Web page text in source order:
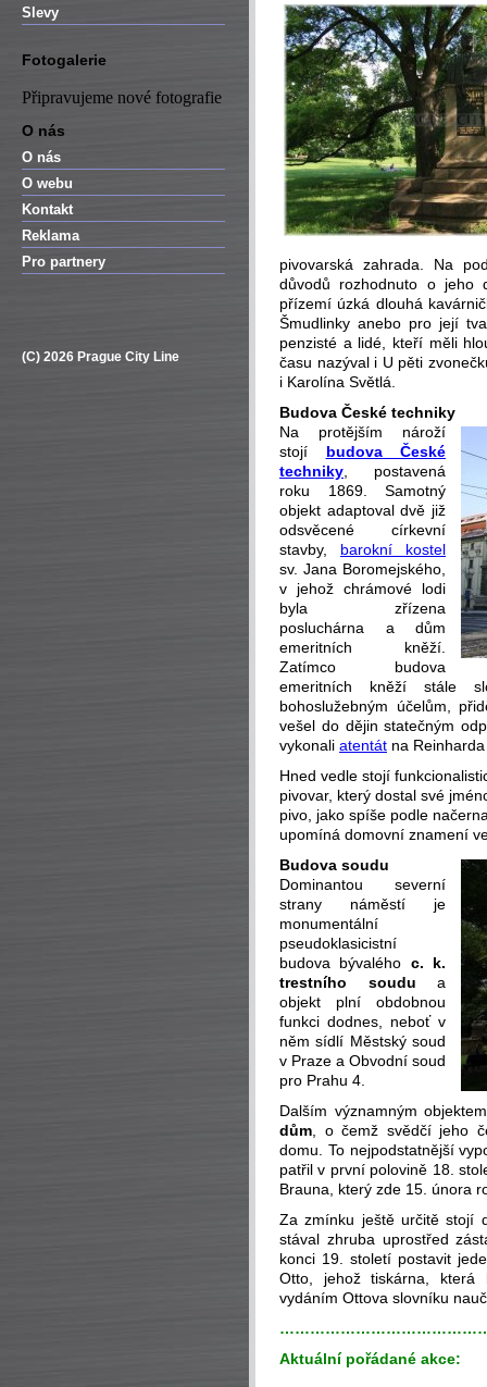
Slevy
Fotogalerie
Připravujeme nové fotografie
O nás
O nás
O webu
Kontakt
Reklama
Pro partnery
(C) 2026 Prague City Line
pivovarská zahrada. Na
důvodů rozhodnuto o jeho
přízemí úzká dlouhá
Šmudlinky anebo pro její
penzisté a lidé, kteří měli
času nazýval i U pěti
i Karolína Světlá.
Budova České techniky
Na protějším nároží
stojí budova České
techniky , postavená
roku 1869. Samotný
objekt adaptoval dvě již
odsvěcené církevní
stavby, barokní kostel
sv. Jana Boromejského,
v jehož chrámové lodi
byla zřízena
posluchárna a dům
emeritních kněží.
Zatímco budova
emeritních kněží stále
bohoslužebným účelům,
vešel do dějin statečným
vykonali atentát na
Hned vedle stojí
pivovar, který dostal své
pivo, jako spíše podle
upomíná domovní znamení
Budova soudu
Dominantou severní
strany náměstí je
monumentální
pseudoklasicistní
budova bývalého c. k.
trestního soudu a
objekt plní obdobnou
funkci dodnes, neboť v
něm sídlí Městský soud
v Praze a Obvodní soud
pro Prahu 4.
Dalším významným
dům , o čemž svědčí jeho
domu. To nejpodstatnější
patřil v první polovině 18.
Brauna, který zde 15. února
Za zmínku ještě určitě stojí
stával zhruba uprostřed
konci 19. století postavit
Otto, jehož tiskárna, která
vydáním Ottova slovníku
Aktuální pořádané akce: